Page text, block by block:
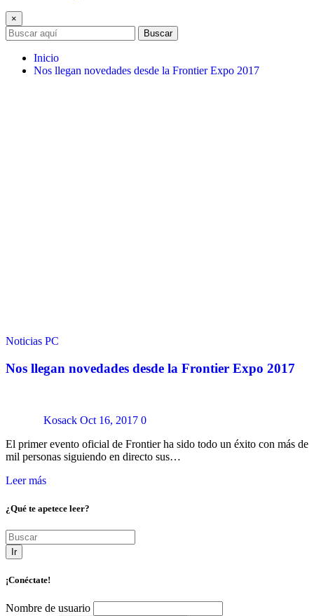
×
Buscar
Inicio
Nos llegan novedades desde la Frontier Expo 2017
Noticias PC
Nos llegan novedades desde la Frontier Expo 2017
Kosack Oct 16, 2017 0
El primer evento oficial de Frontier ha sido todo un éxito con más de
mil personas siguiendo en directo sus…
Leer más
¿Qué te apetece leer?
Ir
¡Conéctate!
Nombre de usuario